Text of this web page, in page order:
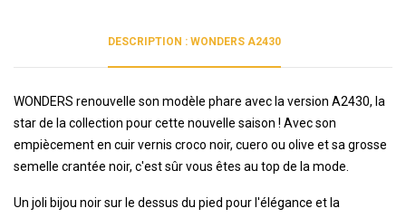
DESCRIPTION : WONDERS A2430
WONDERS renouvelle son modèle phare avec la version A2430, la
star de la collection pour cette nouvelle saison ! Avec son
empiècement en cuir vernis croco noir, cuero ou olive et sa grosse
semelle crantée noir, c'est sûr vous êtes au top de la mode.
Un joli bijou noir sur le dessus du pied pour l'élégance et la